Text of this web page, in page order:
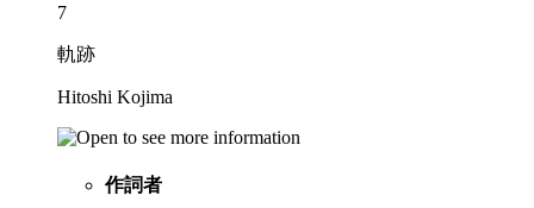
7
軌跡
Hitoshi Kojima
作詞者